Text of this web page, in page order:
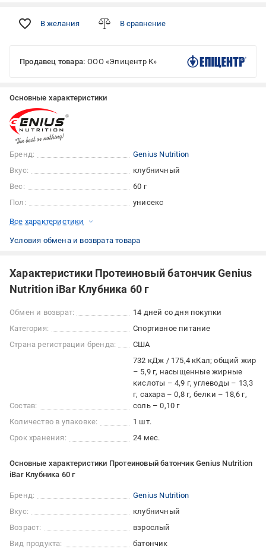
В желания В сравнение
Продавец товара: ООО «Эпицентр К»
Основные характеристики
Бренд:
Genius Nutrition
Вкус:
клубничный
Вес:
60 г
Пол:
унисекс
Все характеристики
Условия обмена и возврата товара
Характеристики Протеиновый батончик Genius
Nutrition iBar Клубника 60 г
Обмен и возврат:
14 дней со дня покупки
Категория:
Спортивное питание
Страна регистрации бренда:
США
Состав:
732 кДж / 175,4 кКал; общий жир
– 5,9 г, насыщенные жирные
кислоты – 4,9 г, углеводы – 13,3
г, сахара – 0,8 г, белки – 18,6 г,
соль – 0,10 г
Количество в упаковке:
1 шт.
Срок хранения:
24 мес.
Основные характеристики Протеиновый батончик Genius Nutrition
iBar Клубника 60 г
Бренд:
Genius Nutrition
Вкус:
клубничный
Возраст:
взрослый
Вид продукта:
батончик